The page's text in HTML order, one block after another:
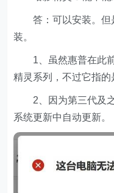
答：可以安装。但
装。
1、虽然惠普在此前
精灵系列，不过它指的
2、因为第三代及之
系统更新中自动更新。